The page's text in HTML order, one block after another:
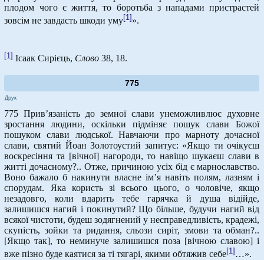
плодом чого є життя, то боротьба з нападами пристрастей
зовсім не завдасть шкоди уму[1] ».
[1] Ісаак Сирієць, Слово38, 18.
775
Друк
775 Прив’язаність до земної слави унеможливлює духовне
зростання людини, оскільки підміняє пошук слави Божої
пошуком слави людської. Навчаючи про марноту дочасної
слави, святий Йоан Золотоустий запитує: «Якщо ти очікуєш
воскресіння та [вічної] нагороди, то навіщо шукаєш слави в
житті дочасному?.. Отже, причиною усіх бід є марнославство.
Воно бажало б накинути власне ім’я навіть полям, лазням і
спорудам. Яка користь зі всього цього, о чоловіче, якщо
незадовго, коли вдарить тебе гарячка й душа відійде,
залишишся нагий і покинутий? Що більше, будучи нагий від
всякої чистоти, будеш зодягнений у несправедливість, крадежі,
скупість, зойки та ридання, сльози сиріт, змови та обман?..
[Якщо так], то неминуче залишишся поза [вічною славою] і
вже пізно буде каятися за ті тягарі, якими обтяжив себе[1] …».